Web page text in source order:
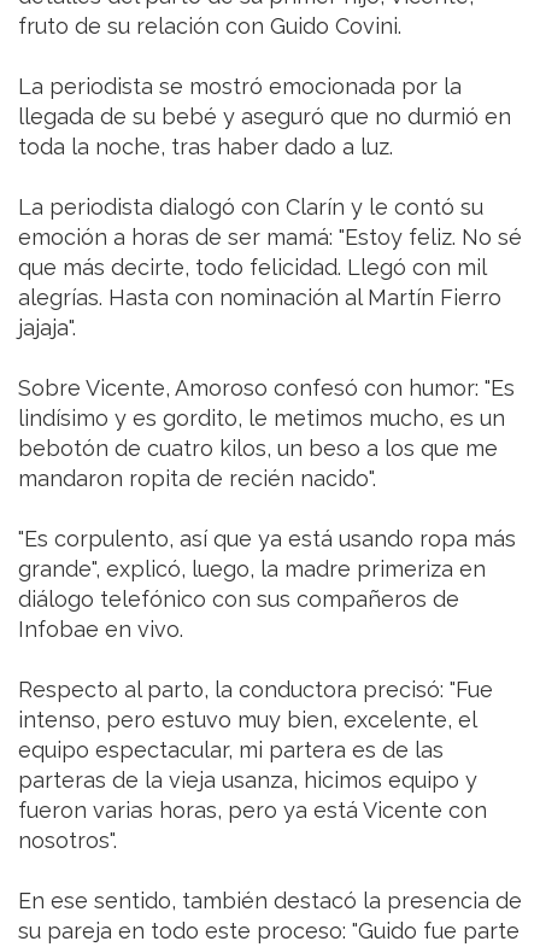
fruto de su relación con Guido Covini.
La periodista se mostró emocionada por la
llegada de su bebé y aseguró que no durmió en
toda la noche, tras haber dado a luz.
La periodista dialogó con Clarín y le contó su
emoción a horas de ser mamá: "Estoy feliz. No sé
que más decirte, todo felicidad. Llegó con mil
alegrías. Hasta con nominación al Martín Fierro
jajaja".
Sobre Vicente, Amoroso confesó con humor: "Es
lindísimo y es gordito, le metimos mucho, es un
bebotón de cuatro kilos, un beso a los que me
mandaron ropita de recién nacido".
"Es corpulento, así que ya está usando ropa más
grande", explicó, luego, la madre primeriza en
diálogo telefónico con sus compañeros de
Infobae en vivo.
Respecto al parto, la conductora precisó: "Fue
intenso, pero estuvo muy bien, excelente, el
equipo espectacular, mi partera es de las
parteras de la vieja usanza, hicimos equipo y
fueron varias horas, pero ya está Vicente con
nosotros".
En ese sentido, también destacó la presencia de
su pareja en todo este proceso: "Guido fue parte